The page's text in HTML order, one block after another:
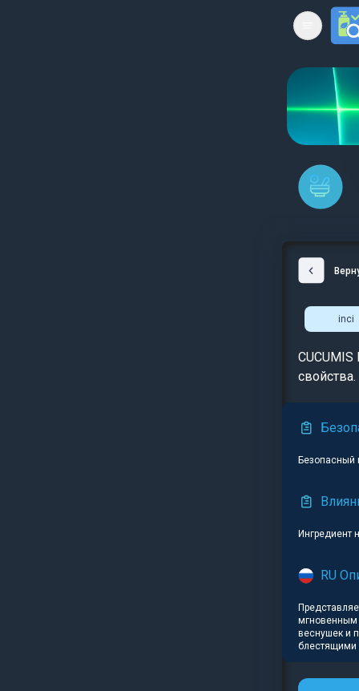
Open
inci
свойства.
Безопасный
Ингредиент
RU
мгновенным
веснушек и
блестящими